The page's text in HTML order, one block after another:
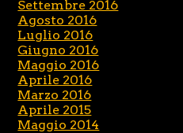
Settembre 2016
Agosto 2016
Luglio 2016
Giugno 2016
Maggio 2016
Aprile 2016
Marzo 2016
Aprile 2015
Maggio 2014